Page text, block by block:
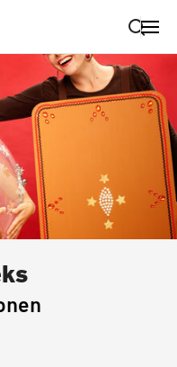
Suche schließen
erhalten